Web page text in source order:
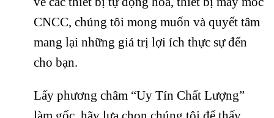
CNCC, chúng tôi mong muốn và quyết tâm
mang lại những giá trị lợi ích thực sự đến
cho bạn.
Lấy phương châm “Uy Tín Chất Lượng”